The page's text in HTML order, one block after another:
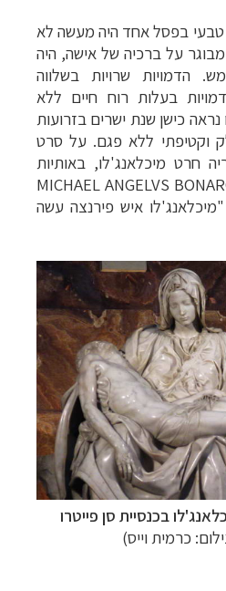
טבעי בפסל אחד היה מעשה לא
על ברכיה של אישה, היה
הדמויות שרויות בשלווה
בעלות רוח חיים ללא
נראה כישן שנת ישרים בזרועות
וקטיפתי ללא פגם. על סרט
חרט מיכלאנג'לו, באותיות
MICHAEL ANGELVS
"מיכלאנג'לו איש פירנצה עשה
בכנסיית סן פייטרו
כרמית וייס)